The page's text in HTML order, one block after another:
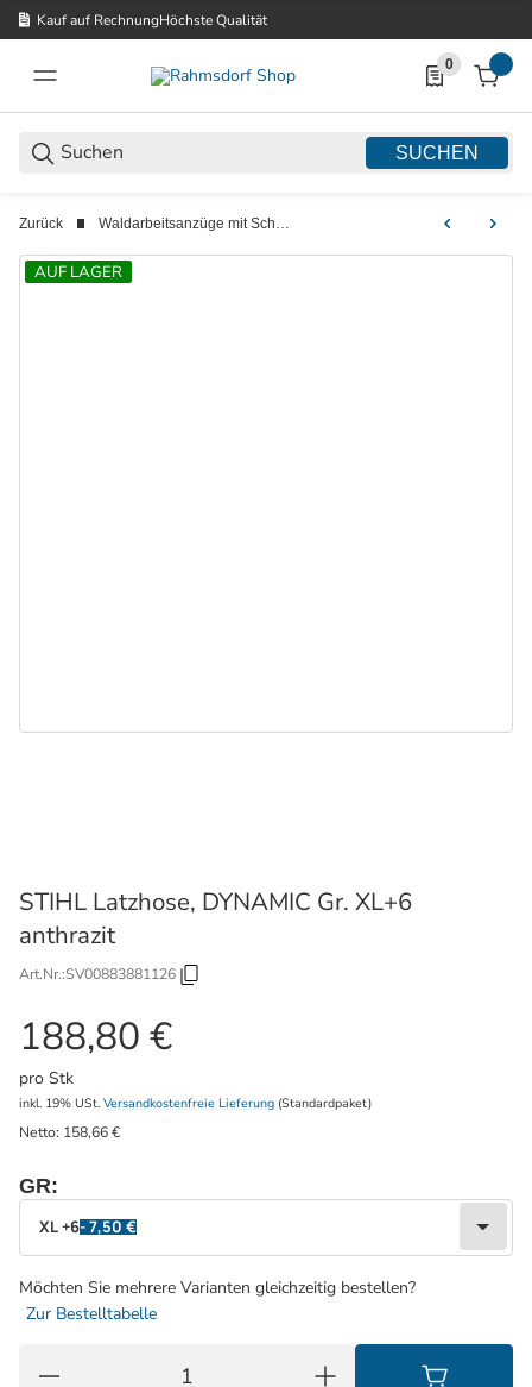
Kauf auf RechnungHöchste Qualität
SUCHEN
0
0 Produkte in
Zurück Waldarbeitsanzüge mit Schnittschutzhose
AUF LAGER
STIHL Latzhose, DYNAMIC Gr. XL+6
anthrazit
Art.Nr.:SV00883881126
188,80 €
pro Stk
inkl. 19% USt. Versandkostenfreie Lieferung (Standardpaket)
Netto: 158,66€
GR:
wählen
XL +6- 7,50 €
Möchten Sie mehrere Varianten gleichzeitig bestellen?
Zur Bestelltabelle